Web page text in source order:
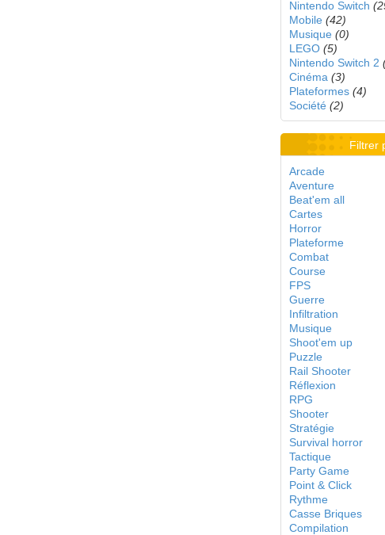
Nintendo Switch
Mobile (42)
Musique (0)
LEGO (5)
Nintendo Switch 2
Cinéma (3)
Plateformes (4)
Société (2)
Filtrer
Arcade
Aventure
Beat'em all
Cartes
Horror
Plateforme
Combat
Course
FPS
Guerre
Infiltration
Musique
Shoot'em up
Puzzle
Rail Shooter
Réflexion
RPG
Shooter
Stratégie
Survival horror
Tactique
Party Game
Point & Click
Rythme
Casse Briques
Compilation